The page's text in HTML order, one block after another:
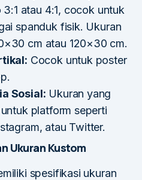
3:1 atau 4:1, cocok untuk
spanduk fisik. Ukuran
cm atau 120×30 cm.
Cocok untuk poster
Sosial: Ukuran yang
platform seperti
atau Twitter.
Ukuran Kustom
spesifikasi ukuran